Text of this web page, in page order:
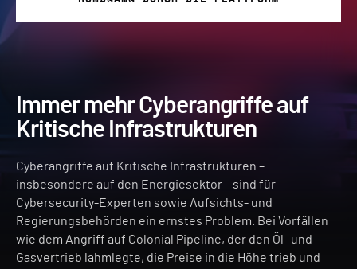
Immer mehr Cyberangriffe auf
Kritische Infrastrukturen
Cyberangriffe auf Kritische Infrastrukturen –
insbesondere auf den Energiesektor – sind für
Cybersecurity-Experten sowie Aufsichts- und
Regierungsbehörden ein ernstes Problem. Bei Vorfällen
wie dem Angriff auf Colonial Pipeline, der den Öl- und
Gasvertrieb lahmlegte, die Preise in die Höhe trieb und